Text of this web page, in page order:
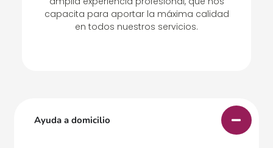
capacita para aportar la máxima calidad
en todos nuestros servicios.
Ayuda a domicilio